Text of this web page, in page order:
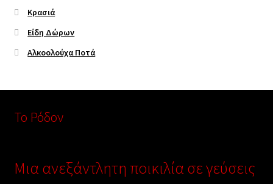
Κρασιά
Είδη Δώρων
Αλκοολούχα Ποτά
Το Ρόδον
Μια ανεξάντλητη ποικιλία σε γεύσεις